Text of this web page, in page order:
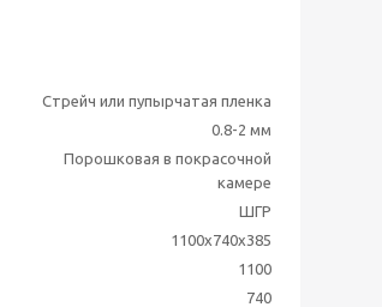
Стрейч или пупырчатая пленка
0.8-2 мм
Порошковая в покрасочной
камере
ШГР
1100x740x385
1100
740